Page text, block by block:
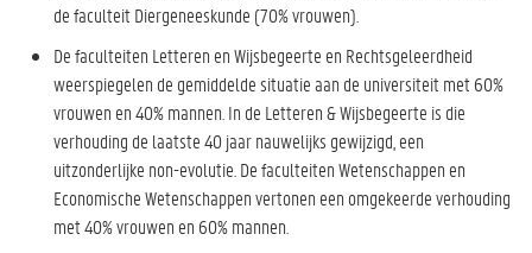
de faculteit Diergeneeskunde (70% vrouwen).
De faculteiten Letteren en Wijsbegeerte en Rechtsgeleerdheid
weerspiegelen de gemiddelde situatie aan de universiteit met 60%
vrouwen en 40% mannen. In de Letteren & Wijsbegeerte is die
verhouding de laatste 40 jaar nauwelijks gewijzigd, een
uitzonderlijke non-evolutie. De faculteiten Wetenschappen en
Economische Wetenschappen vertonen een omgekeerde verhouding
met 40% vrouwen en 60% mannen.